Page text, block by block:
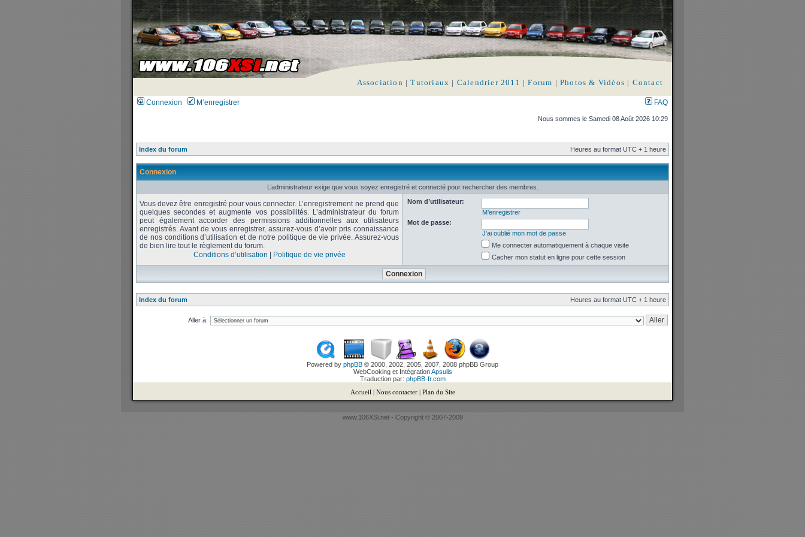
Association |Tutoriaux | Calendrier 2011 |Forum | Photos & Vidéos | Contact
Connexion M’enregistrer FAQ
Nous sommes le Samedi 08 Août 2026 10:29
Index du forum Heures au format UTC + 1 heure
Connexion
L’administrateur exige que vous soyez enregistré et connecté pour rechercher des membres.
Vous devez être enregistré pour vous connecter. L’enregistrement ne prend que
quelques secondes et augmente vos possibilités. L’administrateur du forum
peut également accorder des permissions additionnelles aux utilisateurs
enregistrés. Avant de vous enregistrer, assurez-vous d’avoir pris connaissance
de nos conditions d’utilisation et de notre politique de vie privée. Assurez-vous
de bien lire tout le règlement du forum.
Conditions d’utilisation
Politique de vie privée
Nom d’utilisateur:
M’enregistrer
Mot de passe:
J’ai oublié mon mot de passe
Me connecter automatiquement à chaque visite
Cacher mon statut en ligne pour cette session
Index du forum Heures au format UTC + 1 heure
Aller à:
Powered by phpBB © 2000, 2002, 2005, 2007, 2008 phpBB Group
WebCooking et IntégrationApsulis
Traduction par: phpBB-fr.com
Accueil | Nous contacter| Plan du Site
www.106XSi.net - Copyright © 2007-2009